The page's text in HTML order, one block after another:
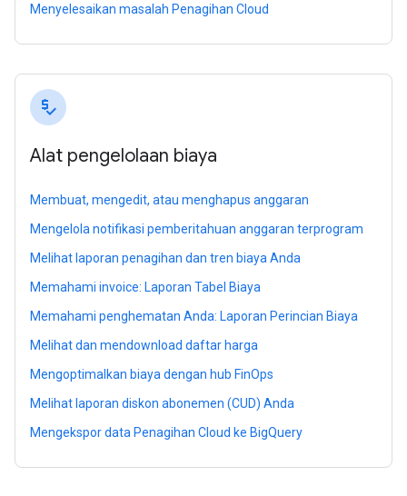
Menyelesaikan masalah Penagihan Cloud
price_check
Alat pengelolaan biaya
Membuat, mengedit, atau menghapus anggaran
Mengelola notifikasi pemberitahuan anggaran terprogram
Melihat laporan penagihan dan tren biaya Anda
Memahami invoice: Laporan Tabel Biaya
Memahami penghematan Anda: Laporan Perincian Biaya
Melihat dan mendownload daftar harga
Mengoptimalkan biaya dengan hub FinOps
Melihat laporan diskon abonemen (CUD) Anda
Mengekspor data Penagihan Cloud ke BigQuery